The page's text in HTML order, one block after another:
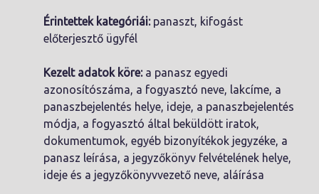
Érintettek kategóriái: panaszt, kifogást
előterjesztő ügyfél
Kezelt adatok köre:a panasz egyedi
azonosítószáma, a fogyasztó neve, lakcíme, a
panaszbejelentés helye, ideje, a panaszbejelentés
módja, a fogyasztó által beküldött iratok,
dokumentumok, egyéb bizonyítékok jegyzéke, a
panasz leírása, a jegyzőkönyv felvételének helye,
ideje és a jegyzőkönyvvezető neve, aláírása